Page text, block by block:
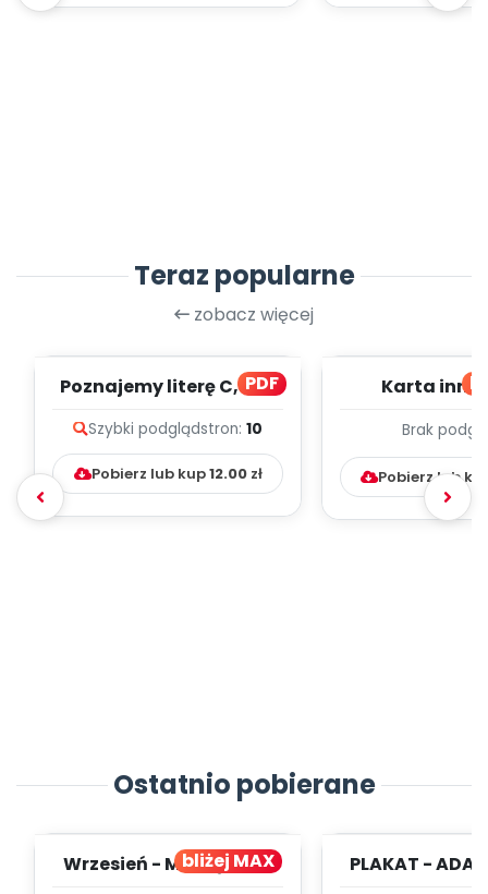
Teraz popularne
zobacz więcej
PDF
Poznajemy literę C, cz. 1
Szybki podglądstron: 10
Pobierz lub kup12.00zł
Karta
Brak
Pobierz lub
Ostatnio pobierane
bliżej MAX
Wrzesień - MIESIĘCZNY
PLAKAT -